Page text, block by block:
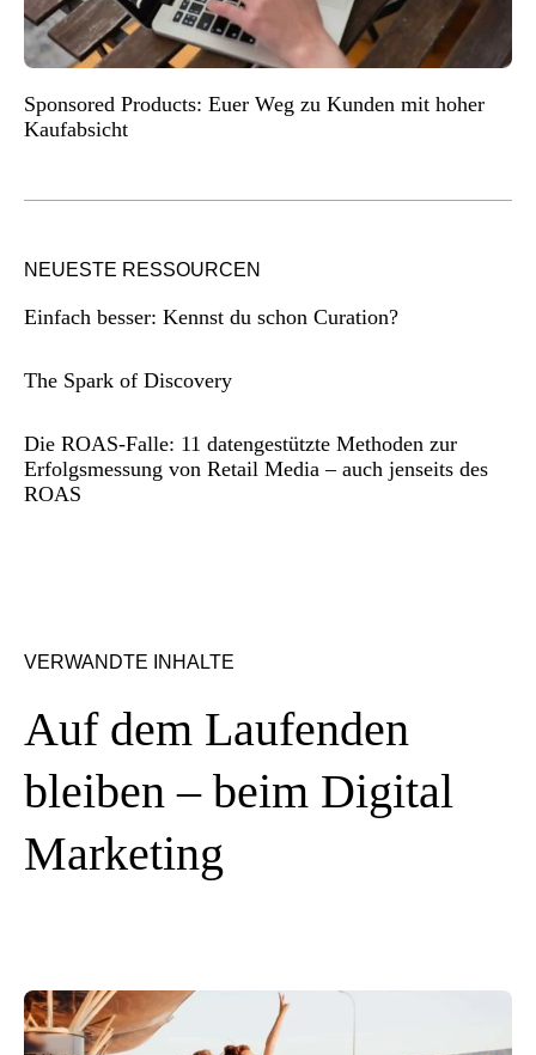
Sponsored Products: Euer Weg zu Kunden mit hoher
Kaufabsicht
NEUESTE RESSOURCEN
Einfach besser: Kennst du schon Curation?
The Spark of Discovery
Die ROAS-Falle: 11 datengestützte Methoden zur
Erfolgsmessung von Retail Media – auch jenseits des
ROAS
VERWANDTE INHALTE
Auf dem Laufenden
bleiben – beim Digital
Marketing